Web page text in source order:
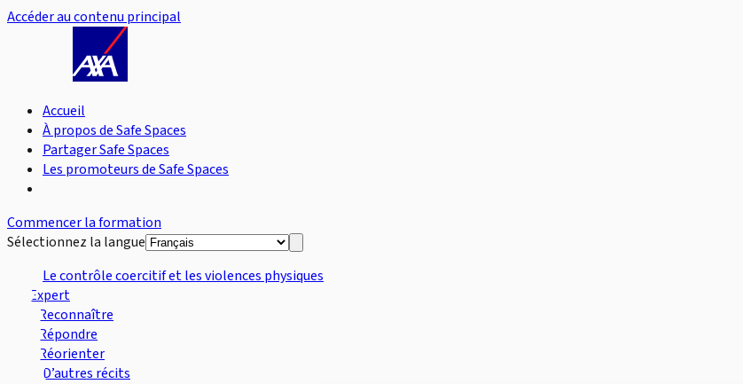
Accéder au contenu principal
Accueil
À propos de Safe Spaces
Partager Safe Spaces
Les promoteurs de Safe Spaces
Commencer la formation
Sélectionnez la langue
Le contrôle coercitif et les violences physiques
Expert
Reconnaître
Répondre
Réorienter
D’autres récits